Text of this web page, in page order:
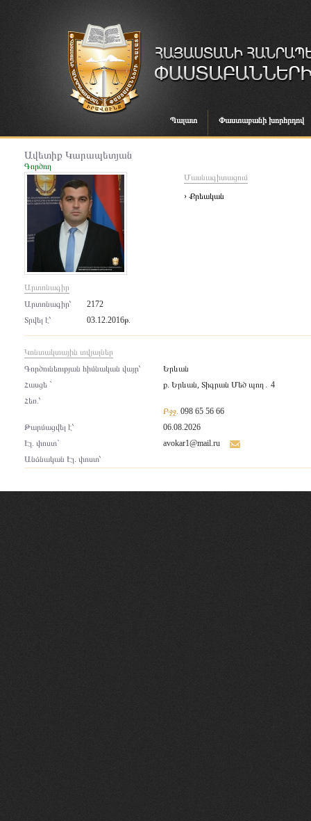
Պալատ Փաստաբանի խորհրդով
Ավետիք Կարապետյան
Գործող
Արտոնագիր
Արտոնագիր՝
2172
Տրվել է՝
03.12.2016թ.
Մասնագիտացում
› Քրեական
Կոնտակտային տվյալներ
Գործունեության հիմնական վայր՝
Երևան
Հասցե `
ք. Երևան, Տիգրան Մեծ պող․ 4
Հեռ.՝
Բջջ. 098 65 56 66
Թարմացվել է՝
06.08.2026
Էլ. փոստ`
avokar1@mail.ru
Անձնական Էլ. փոստ՝